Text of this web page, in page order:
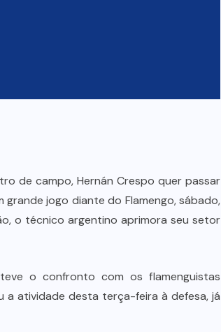
de campo, Hernán Crespo quer passar
jogo diante do Flamengo, sábado,
o técnico argentino aprimora seu setor
o confronto com os flamenguistas
a atividade desta terça-feira à defesa, já